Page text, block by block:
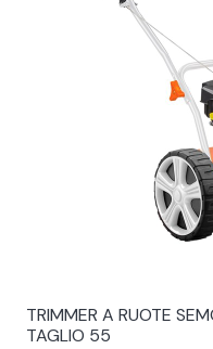
TRIMMER A RUOTE
TAGLIO 55